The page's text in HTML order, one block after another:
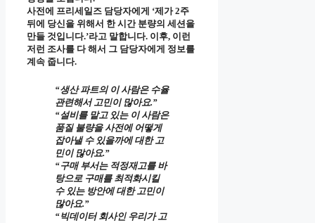
사전에 프리세일즈 담당자에게 ‘제가 2주
뒤에 당신을 위해서 한 시간 분량의 세션을
만들 것입니다.’라고 말합니다. 이후, 이런
저런 조사를 다 해서 그 담당자에게 정보를
계속 줍니다.
“생산 파트의 이 사람은 수율
관련해서 고민이 많아요.”
“설비를 맡고 있는 이 사람은
품질 불량을 사전에 어떻게
잡아낼 수 있을까에 대한 고
민이 많아요.”
“구매 부서는 적정재고를 바
탕으로 구매를 최적화시킬
수 있는 방안에 대한 고민이
많아요.”
“빅데이터 회사인 우리가 고